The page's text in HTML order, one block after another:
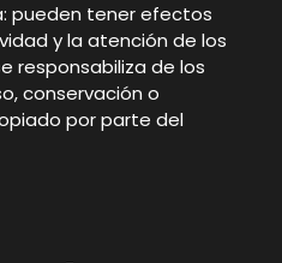
pueden tener efectos
y la atención de los
responsabiliza de los
conservación o
por parte del